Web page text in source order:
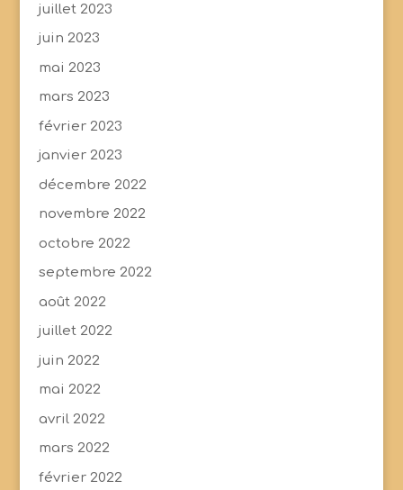
juillet 2023
juin 2023
mai 2023
mars 2023
février 2023
janvier 2023
décembre 2022
novembre 2022
octobre 2022
septembre 2022
août 2022
juillet 2022
juin 2022
mai 2022
avril 2022
mars 2022
février 2022